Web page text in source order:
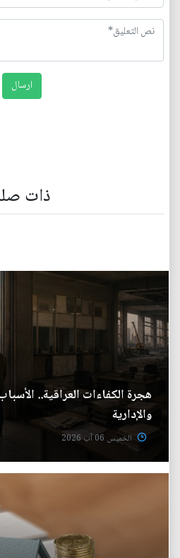
ذات
هجرة الكفاءات العراقية..
والإدارية
الخميس 06 آب 2026